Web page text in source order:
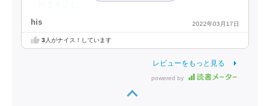
his 2022年03月17日
3人がナイス！しています
レビューをもっと見る
powered by